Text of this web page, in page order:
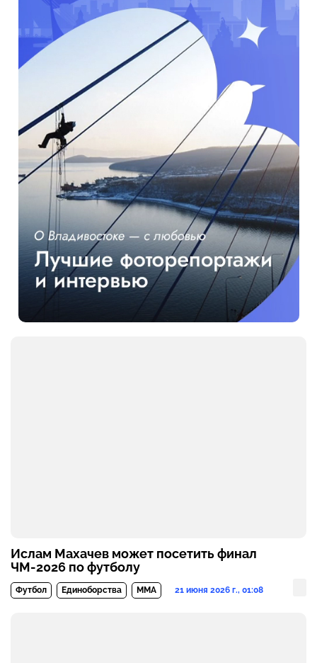
Ислам Махачев может посетить финал
ЧМ-2026 по футболу
Футбол Единоборства MMA 21 июня 2026 г., 01:08